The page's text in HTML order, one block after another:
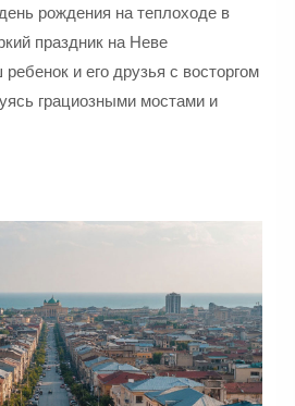
рождения на теплоходе в
праздник на Неве
и его друзья с восторгом
грациозными мостами и